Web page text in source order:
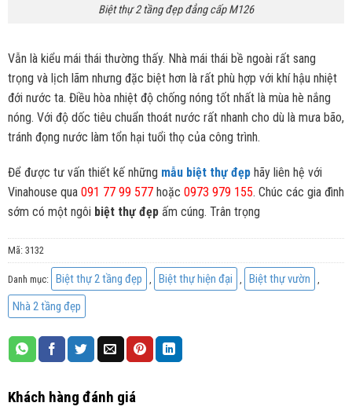
Biệt thự 2 tầng đẹp đẳng cấp M126
Vẫn là kiểu mái thái thường thấy. Nhà mái thái bề ngoài rất sang
trọng và lịch lãm nhưng đặc biệt hơn là rất phù hợp với khí hậu nhiệt
đới nước ta. Điều hòa nhiệt độ chống nóng tốt nhất là mùa hè nắng
nóng. Với độ dốc tiêu chuẩn thoát nước rất nhanh cho dù là mưa bão,
tránh đọng nước làm tổn hại tuổi thọ của công trình.
Để được tư vấn thiết kế những mẫu biệt thự đẹphãy liên hệ với
Vinahouse qua 091 77 99 577hoặc 0973 979 155. Chúc các gia đình
sớm có một ngôi biệt thự đẹpấm cúng. Trân trọng
Mã: 3132
Danh mục: Biệt thự 2 tầng đẹp , Biệt thự hiện đại , Biệt thự vườn ,
Nhà 2 tầng đẹp
Khách hàng đánh giá